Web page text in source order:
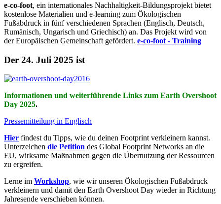
e-co-foot, ein internationales Nachhaltigkeit-Bildungsprojekt bietet
kostenlose Materialien und e-learning zum Ökologischen
Fußabdruck in fünf verschiedenen Sprachen (Englisch, Deutsch,
Rumänisch, Ungarisch und Griechisch) an. Das Projekt wird von
der Europäischen Gemeinschaft gefördert. e-co-foot - Training
Der 24. Juli 2025 ist
Informationen und weiterführende Links zum Earth Overshoot
Day 2025.
Pressemitteilung in Englisch
Hier findest du Tipps, wie du deinen Footprint verkleinern kannst.
Unterzeichen die Petition des Global Footprint Networks an die
EU, wirksame Maßnahmen gegen die Übernutzung der Ressourcen
zu ergreifen.
Lerne im Workshop, wie wir unseren Ökologischen Fußabdruck
verkleinern und damit den Earth Overshoot Day wieder in Richtung
Jahresende verschieben können.